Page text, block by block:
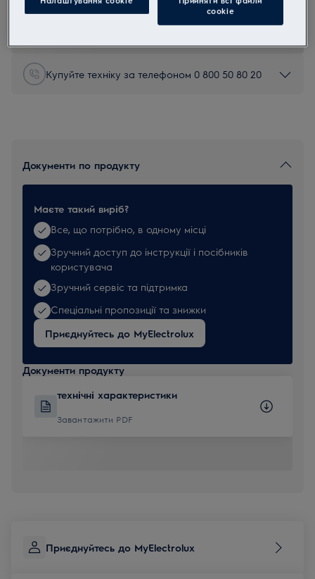
5 (1)
Купуйте техніку за телефоном 0 800 50 80 20
Документи по продукту
Маєте такий виріб?
Все, що потрібно, в одному місці
Зручний доступ до інструкції і посібників
користувача
Зручний сервіс та підтримка
Спеціальні пропозиції та знижки
Приєднуйтесь до MyElectrolux
Документи продукту
технічні характеристики
Завантажити PDF
Приєднуйтесь до MyElectrolux
сookie